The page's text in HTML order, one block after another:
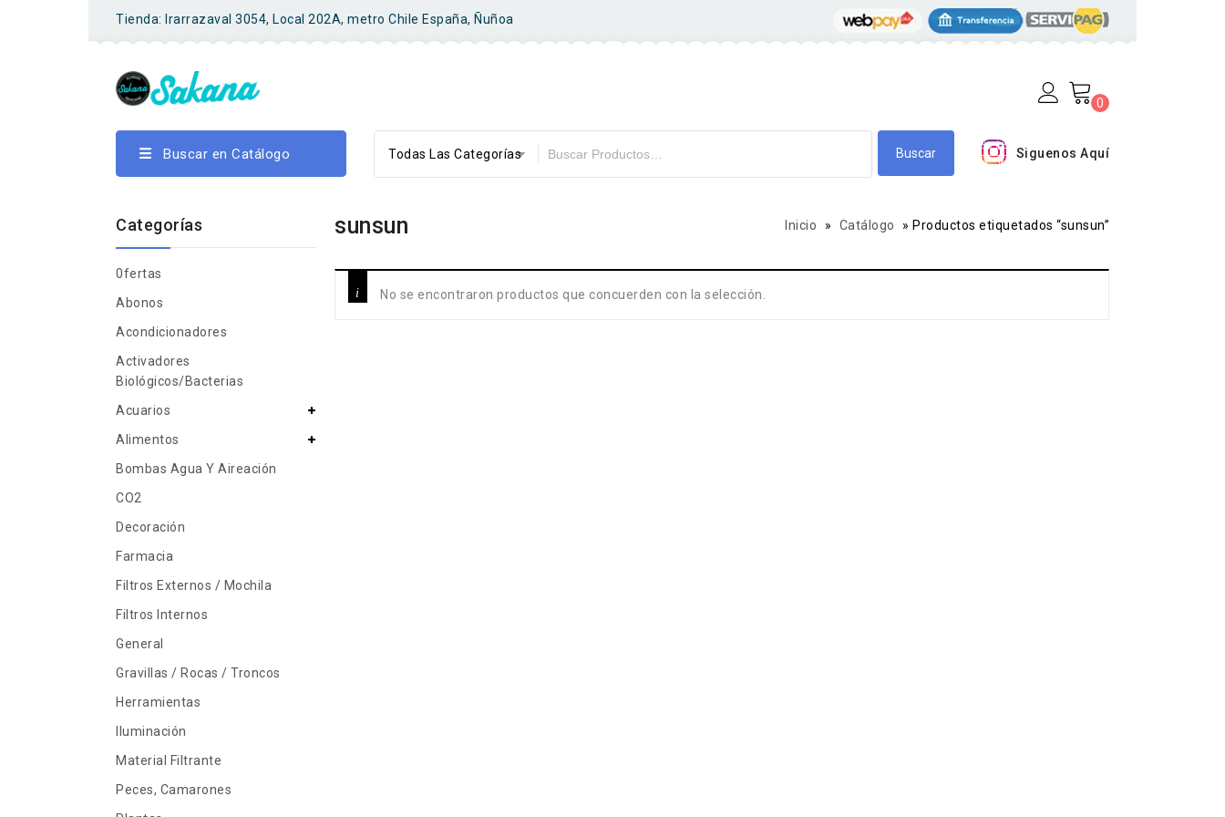
Tienda: Irarrazaval 3054, Local 202A, metro Chile España, Ñuñoa
0
Buscar en Catálogo Todas Las Categorías Siguenos Aquí
sunsun Inicio » Catálogo » Productos etiquetados “sunsun”
No se encontraron productos que concuerden con la selección.
Categorías
0fertas
Abonos
Acondicionadores
Activadores
Biológicos/bacterias
Acuarios
Alimentos
Bombas Agua Y Aireación
CO2
Decoración
Farmacia
Filtros Externos / Mochila
Filtros Internos
General
Gravillas / Rocas / Troncos
Herramientas
Iluminación
Material Filtrante
Peces, Camarones